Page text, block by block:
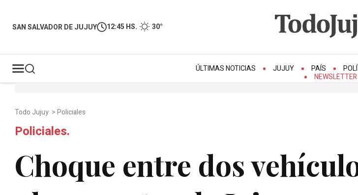
SAN SALVADOR DE JUJUY 12:45 HS. 30°
ÚLTIMAS NOTICIAS JUJUY PAÍS
NEWSLETTER
Todo Jujuy >Policiales
Policiales.
Choque entre dos